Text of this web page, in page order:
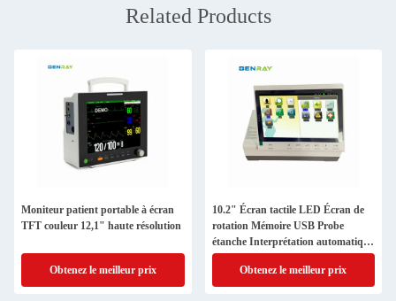
Related Products
Moniteur patient portable à écran
TFT couleur 12,1" haute résolution
Obtenez le meilleur prix
10.2" Écran tactile LED Écran de
rotation Mémoire USB Probe
étanche Interprétation automatique
Moniteur fœtal
Obtenez le meilleur prix